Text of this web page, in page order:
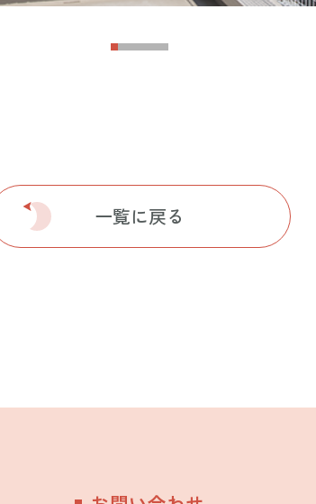
一覧に戻る